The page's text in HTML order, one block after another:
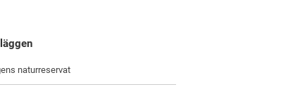
naturreservat